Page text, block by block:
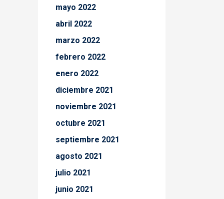
mayo 2022
abril 2022
marzo 2022
febrero 2022
enero 2022
diciembre 2021
noviembre 2021
octubre 2021
septiembre 2021
agosto 2021
julio 2021
junio 2021